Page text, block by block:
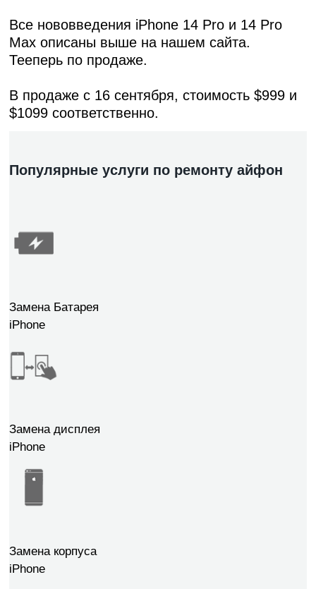
Все нововведения iPhone 14 Pro и 14 Pro
Max описаны выше на нашем сайта.
Тееперь по продаже.
В продаже с 16 сентября, стоимость $999 и
$1099 соответственно.
Популярные услуги по ремонту айфон
Замена Батарея
iPhone
Замена дисплея
iPhone
Замена корпуса
iPhone